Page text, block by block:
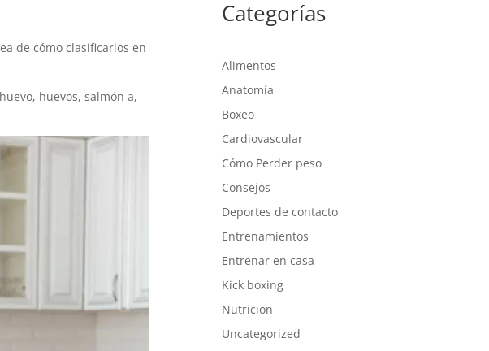
de cómo clasificarlos en
huevos, salmón a,
Categorías
Alimentos
Anatomía
Boxeo
Cardiovascular
Cómo Perder peso
Consejos
Deportes de contacto
Entrenamientos
Entrenar en casa
Kick boxing
Nutricion
Uncategorized